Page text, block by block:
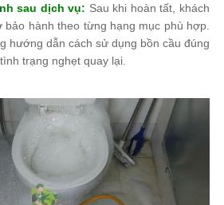
sau dịch vụ: Sau khi hoàn tất, khách
bảo hành theo từng hạng mục phù hợp.
hướng dẫn cách sử dụng bồn cầu đúng
trạng nghẹt quay lại.